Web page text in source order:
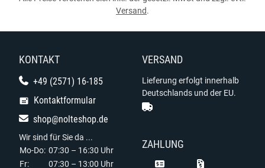
Versand.
KONTAKT
+49 (2571) 16-185
Kontaktformular
shop@nolteshop.de
Wir sind für Sie da ...
Mo-Do: 07:30 – 16:30 Uhr
Fr:
07:30 – 13:00 Uhr
VERSAND
Lieferung erfolgt innerhalb
Deutschlands und der EU.
ZAHLUNG